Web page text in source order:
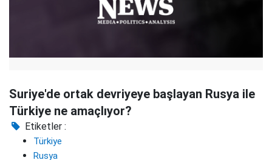
Suriye'de ortak devriyeye başlayan Rusya ile
Türkiye ne amaçlıyor?
Etiketler :
Türkiye
Rusya